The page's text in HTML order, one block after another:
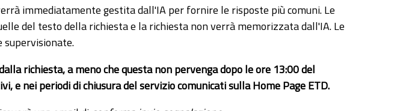
immediatamente gestita dall'IA per fornire le risposte più comuni. Le
del testo della richiesta e la richiesta non verrà memorizzata dall'IA. Le
supervisionate.
richiesta, a meno che questa non pervenga dopo le ore 13:00 del
e nei periodi di chiusura del servizio comunicati sulla Home Page ETD.